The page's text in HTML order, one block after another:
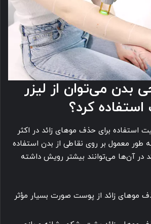
بدن می‌توان از لیزر
استفاده کرد؟
استفاده برای حذف موهای زائد در اکثر
به طور معمول بر روی نقاطی از بدن استفاده
در آن‌ها می‌توانند بیشتر رویش داشته
موهای زائد از پوست صورت بسیار مؤثر